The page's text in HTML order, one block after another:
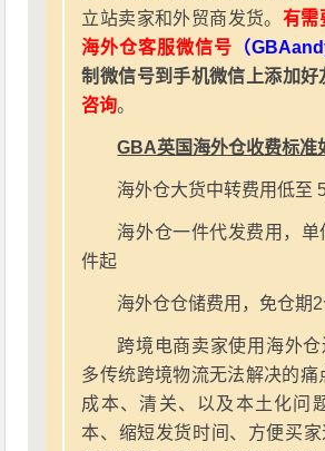
立站卖家和外贸商发货。 有需
海外仓客服微信号 （
制微信号到手机微信上添加
咨询。
GBA英国海外仓收费标准
海外仓大货中转费用低至
海外仓一件代发费用，
件起
海外仓仓储费用，免仓期2
跨境电商卖家使用海外
多传统跨境物流无法解决的痛
成本、清关、以及本土化问
本、缩短发货时间、方便买家